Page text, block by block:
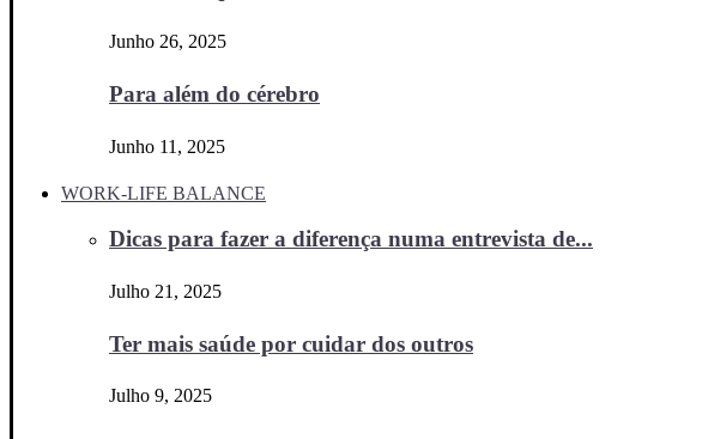
Junho 26, 2025
Para além do cérebro
Junho 11, 2025
WORK-LIFE BALANCE
Dicas para fazer a diferença numa entrevista de...
Julho 21, 2025
Ter mais saúde por cuidar dos outros
Julho 9, 2025